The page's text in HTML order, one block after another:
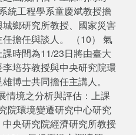
統工程學系童慶斌教授擔
鄉研究所教授、國家災害
擔任與談人。 （10） 氣
時間為11/23日將由臺大
培芬教授與中央研究院環
博士共同擔任主講人。
情境之分析與評估：上課
院環境變遷研究中心研究
央研究院經濟研究所教授